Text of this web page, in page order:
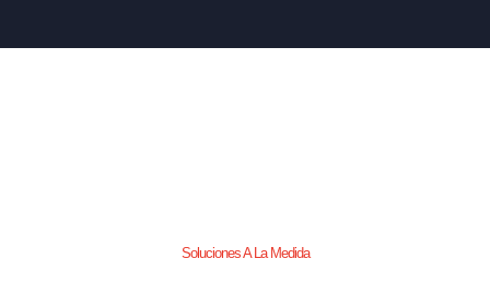
Soluciones A La Medida